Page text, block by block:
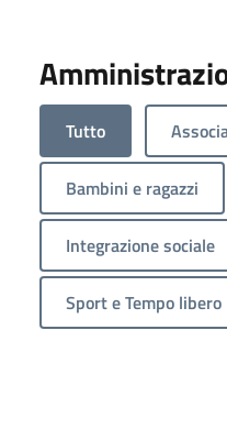
Tutto
Bambini e ragazzi
Integrazione sociale
Sport e Tempo libero